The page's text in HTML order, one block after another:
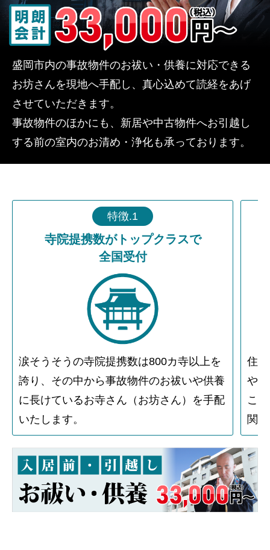
盛岡市内の事故物件のお祓い・供養に対応できる
お坊さんを現地へ手配し、真心込めて読経をあげ
させていただきます。
事故物件のほかにも、新居や中古物件へお引越し
する前の室内のお清め・浄化も承っております。
特徴.1
寺院提携数がトップクラスで
全国受付
涙そうそうの寺院提携数は800カ寺以上を
誇り、その中から事故物件のお祓いや供養
に長けているお寺さん（お坊さん）を手配
いたします。
住
や
こ
関